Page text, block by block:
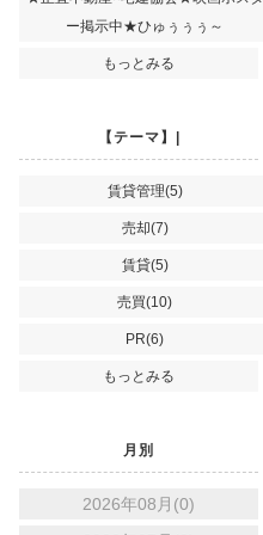
ー掲示中★ひゅぅぅぅ～
もっとみる
【テーマ】|
賃貸管理(5)
売却(7)
賃貸(5)
売買(10)
PR(6)
もっとみる
月別
2026年08月(0)